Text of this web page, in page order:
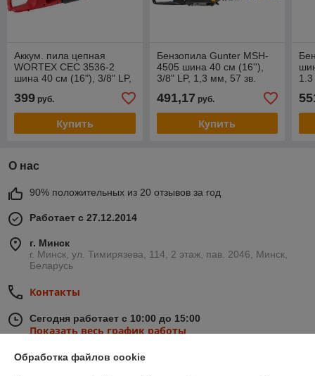
Аккум. пила цепная
WORTEX CEC 3536-2
шина 40 см (16"), 3/8" LP,
БЕСЩЁТ, 18В+18В
399 руб.
Купить
Бензопила Gunter MSH-
4505 шина 40 см (16''),
3/8" LP, 1,3 мм, 57 зв.
491,17 руб.
Купить
О нас
90% положительных из 20 отзывов за год
Работает с 27.12.2014
г. Минск
г. Минск, ул. Тимирязева, 114, 2 этаж, пав. 2046, Минск,
Беларусь
Контакты
Сегодня работает с 10:00 до 15:00
Показать весь график работы
Обработка файлов cookie